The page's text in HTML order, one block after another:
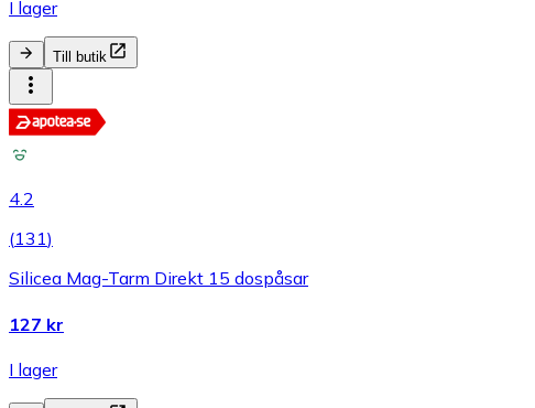
I lager
Till butik
4.2
(131)
Silicea Mag-Tarm Direkt 15 dospåsar
127 kr
I lager